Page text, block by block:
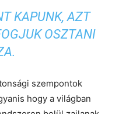
KAPUNK, AZT
OSZTANI
szempontok
hogy a világban